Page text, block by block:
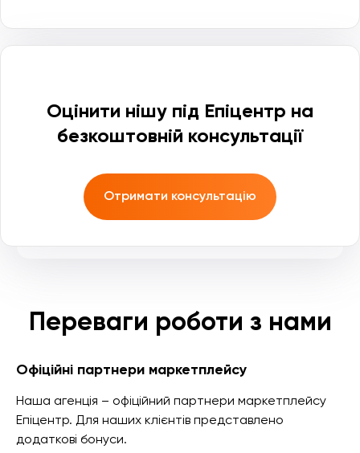
Оцінити нішу під Епіцентр на
безкоштовній консультації
Отримати консультацію
Переваги роботи з нами
Офіційні партнери маркетплейсу
Наша агенція – офіційний партнери маркетплейсу
Епіцентр. Для наших клієнтів представлено
додаткові бонуси.